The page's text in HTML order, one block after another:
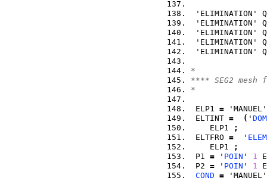
'ELIMINATION'
'ELIMINATION'
'ELIMINATION'
'ELIMINATION'
'ELIMINATION'
*
**** SEG2 mesh
*
ELP1 =
ELTINT = ( '
    ELP1
;
ELTFRO =
  '
ELEM
    ELP1
;
P1 = ' POIN ' 1
P2 = ' POIN ' 1
COND =